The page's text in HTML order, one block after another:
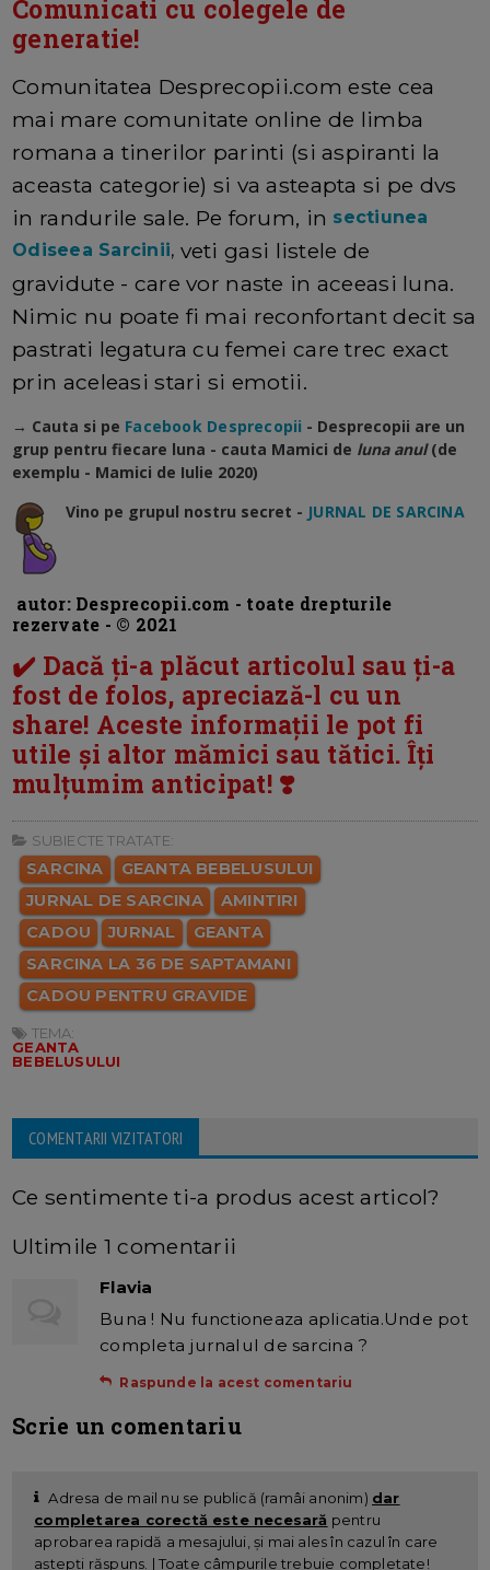
Comunicati cu colegele de
generatie!
Comunitatea Desprecopii.com este cea
mai mare comunitate online de limba
romana a tinerilor parinti (si aspiranti la
aceasta categorie) si va asteapta si pe dvs
in randurile sale. Pe forum, in sectiunea
Odiseea Sarcinii, veti gasi listele de
gravidute - care vor naste in aceeasi luna.
Nimic nu poate fi mai reconfortant decit sa
pastrati legatura cu femei care trec exact
prin aceleasi stari si emotii.
→ Cauta si pe Facebook Desprecopii - Desprecopii are un
grup pentru fiecare luna - cauta Mamici de luna anul (de
exemplu - Mamici de Iulie 2020)
Vino pe grupul nostru secret - JURNAL DE SARCINA
autor: Desprecopii.com - toate drepturile
rezervate - © 2021
✔️ Dacă ți-a plăcut articolul sau ți-a
fost de folos, apreciază-l cu un
share! Aceste informații le pot fi
utile și altor mămici sau tătici. Îți
mulțumim anticipat! ❣️
SUBIECTE TRATATE:
SARCINA
GEANTA BEBELUSULUI
JURNAL DE SARCINA
AMINTIRI
CADOU
JURNAL
GEANTA
SARCINA LA 36 DE SAPTAMANI
CADOU PENTRU GRAVIDE
TEMA:
GEANTA
BEBELUSULUI
COMENTARII VIZITATORI
Ce sentimente ti-a produs acest articol?
Ultimile 1 comentarii
Flavia
Buna ! Nu functioneaza aplicatia.Unde pot
completa jurnalul de sarcina ?
Raspunde la acest comentariu
Scrie un comentariu
Adresa de mail nu se publică (ramâi anonim) dar
completarea corectă este necesară pentru
aprobarea rapidă a mesajului, și mai ales în cazul în care
aștepți răspuns. | Toate câmpurile trebuie completate!